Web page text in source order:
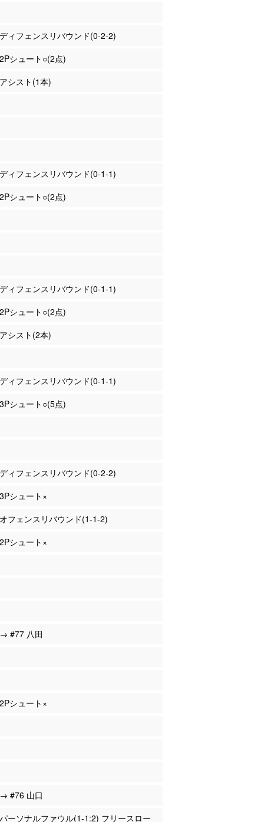
ィフェンスリバウンド(0-2-2)
シュート○(2点)
シスト(1本)
ィフェンスリバウンド(0-1-1)
シュート○(2点)
ィフェンスリバウンド(0-1-1)
シュート○(2点)
シスト(2本)
ィフェンスリバウンド(0-1-1)
シュート○(5点)
ィフェンスリバウンド(0-2-2)
シュート×
フェンスリバウンド(1-1-2)
シュート×
#77 八田
シュート×
#76 山口
ーソナルファウル(1-1:2) フリースロー